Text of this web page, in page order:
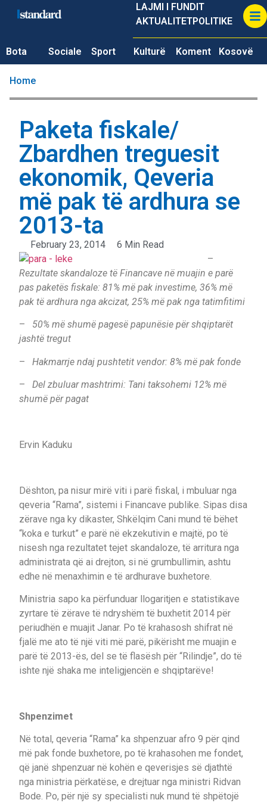
LAJMI I FUNDIT
AKTUALITETPOLITIKE
Bota Sociale Sport Kulturë Koment Kosovë
Home
Paketa fiskale/
Zbardhen treguesit
ekonomik, Qeveria
më pak të ardhura se
2013-ta
February 23, 2014
6 Min Read
–
Rezultate skandaloze të Financave në muajin e parë
pas paketës fiskale: 81% më pak investime, 36% më
pak të ardhura nga akcizat, 25% më pak nga tatimfitimi
– 50% më shumë pagesë papunësie për shqiptarët
jashtë tregut
– Hakmarrje ndaj pushtetit vendor: 8% më pak fonde
– Del zbuluar mashtrimi: Tani taksohemi 12% më
shumë për pagat
Ervin Kaduku
Dështon, pa nisur mirë viti i parë fiskal, i mbuluar nga
qeveria “Rama”, sistemi i Financave publike. Sipas disa
zërave nga ky dikaster, Shkëlqim Cani mund të bëhet
“koka e turkut” e parë në ekzekutivin e majtë, po të
nisesh nga rezultatet tejet skandaloze, të arritura nga
administrata që ai drejton, si në grumbullimin, ashtu
edhe në menaxhimin e të ardhurave buxhetore.
Ministria sapo ka përfunduar llogaritjen e statistikave
zyrtare të zërave të ndryshëm të buxhetit 2014 për
periudhën e muajit Janar. Po të krahasosh shifrat në
fjalë me ato të një viti më parë, pikërisht me muajin e
parë të 2013-ës, del se të flasësh për “Rilindje”, do të
ishte një shaka me inteligjencën e shqiptarëve!
Shpenzimet
Në total, qeveria “Rama” ka shpenzuar afro 9 për qind
më pak fonde buxhetore, po të krahasohen me fondet,
që janë shpenzuar në kohën e qeverisjes së djathtë
nga ministria përkatëse, e drejtuar nga ministri Ridvan
Bode. Po, për një sy specialisti nuk mund të shpëtojë